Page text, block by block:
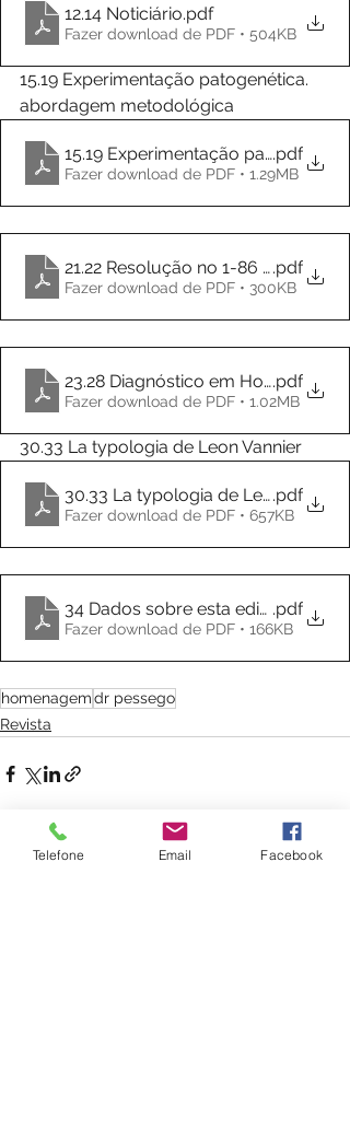
12.14 Noticiário.pdf
Fazer download de PDF • 504KB
15.19 Experimentação patogenética.
abordagem metodológica
15.19 Experimentação .pdf
Fazer download de PDF • 1.29MB
21.22 Resolução no 1-86 da.pdf
Fazer download de PDF • 300KB
23.28 Diagnóstico em Homeopatia
.pdf
Fazer download de PDF • 1.02MB
30.33 La typologia de Leon Vannier
30.33 La typologia de Leon Vannier
.pdf
Fazer download de PDF • 657KB
34 Dados sobre esta edição.pdf
Fazer download de PDF • 166KB
homenagemdr pessego
Revista
Telefone Email Facebook